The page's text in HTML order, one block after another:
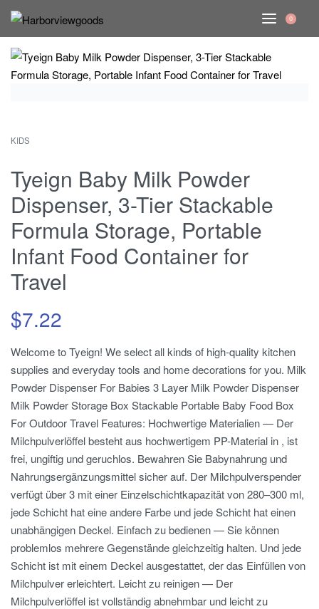
0
KIDS
Tyeign Baby Milk Powder
Dispenser, 3-Tier Stackable
Formula Storage, Portable
Infant Food Container for
Travel
$7.22
Welcome to Tyeign! We select all kinds of high-quality kitchen
supplies and everyday tools and home decorations for you. Milk
Powder Dispenser For Babies 3 Layer Milk Powder Dispenser
Milk Powder Storage Box Stackable Portable Baby Food Box
For Outdoor Travel Features: Hochwertige Materialien — Der
Milchpulverlöffel besteht aus hochwertigem PP-Material in , ist
frei, ungiftig und geruchlos. Bewahren Sie Babynahrung und
Nahrungsergänzungsmittel sicher auf. Der Milchpulverspender
verfügt über 3 mit einer Einzelschichtkapazität von 280–300 ml,
jede Schicht hat eine andere Farbe und jede Schicht hat einen
unabhängigen Deckel. Einfach zu bedienen — Sie können
problemlos mehrere Gegenstände gleichzeitig halten. Und jede
Schicht ist mit einem Deckel ausgestattet, der das Einfüllen von
Milchpulver erleichtert. Leicht zu reinigen — Der
Milchpulverlöffel ist vollständig abnehmbar und leicht zu